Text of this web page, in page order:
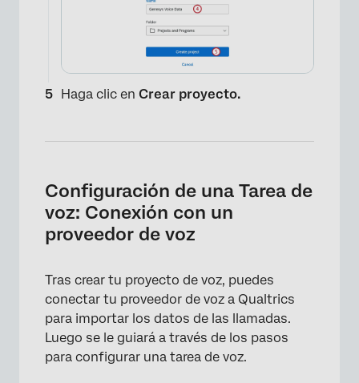
×
Haga clic en Crear proyecto.
Configuración de una Tarea de
voz: Conexión con un
proveedor de voz
Tras crear tu proyecto de voz, puedes
conectar tu proveedor de voz a Qualtrics
para importar los datos de las llamadas.
Luego se le guiará a través de los pasos
para configurar una tarea de voz.